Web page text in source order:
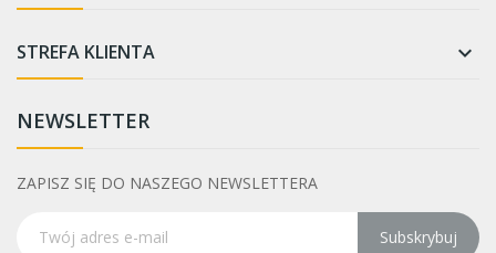
STREFA KLIENTA 
NEWSLETTER
ZAPISZ SIĘ DO NASZEGO NEWSLETTERA
Subskrybuj